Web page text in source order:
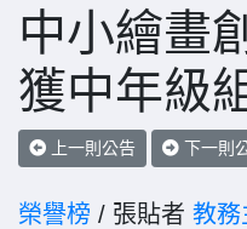
中小繪畫
獲中年級
上一則公告 下一則
榮譽榜 / 張貼者 教務